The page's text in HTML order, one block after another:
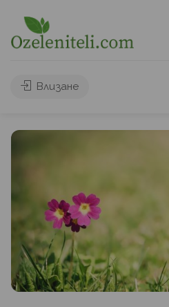
Влизане